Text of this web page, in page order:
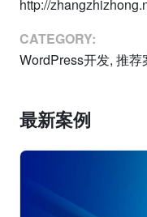
http://
CATEGORY:
WordPress开发, 推荐
最新案例